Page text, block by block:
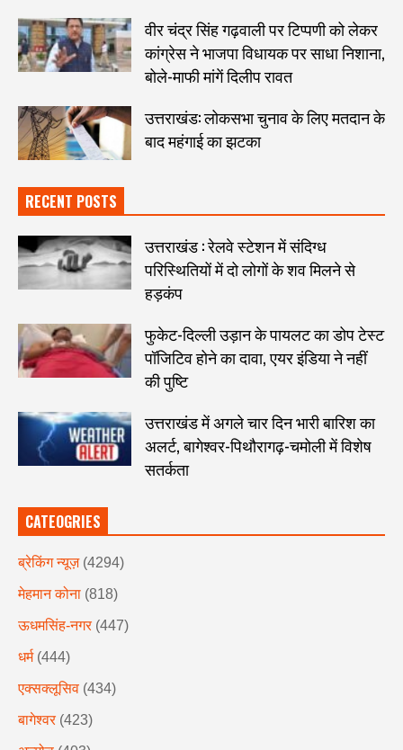
वीर चंद्र सिंह गढ़वाली पर टिप्पणी को लेकर
कांग्रेस ने भाजपा विधायक पर साधा निशाना,
बोले-माफी मांगें दिलीप रावत
उत्तराखंड: लोकसभा चुनाव के लिए मतदान के
बाद महंगाई का झटका
RECENT POSTS
उत्तराखंड : रेलवे स्टेशन में संदिग्ध
परिस्थितियों में दो लोगों के शव मिलने से
हड़कंप
फुकेट-दिल्ली उड़ान के पायलट का डोप टेस्ट
पॉजिटिव होने का दावा, एयर इंडिया ने नहीं
की पुष्टि
उत्तराखंड में अगले चार दिन भारी बारिश का
अलर्ट, बागेश्वर-पिथौरागढ़-चमोली में विशेष
सतर्कता
CATEOGRIES
ब्रेकिंग न्यूज़ (4294)
मेहमान कोना (818)
ऊधमसिंह-नगर (447)
धर्म (444)
एक्सक्लूसिव (434)
बागेश्वर (423)